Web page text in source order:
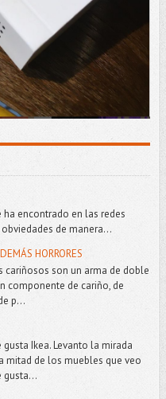
ha encontrado en las redes
de manera...
HORRORES
cariñosos son un arma de doble
componente de cariño, de
p...
Ikea. Levanto la mirada
mitad de los muebles que veo
gusta...